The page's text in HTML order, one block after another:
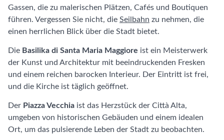
Gassen, die zu malerischen Plätzen, Cafés und Boutiquen
führen. Vergessen Sie nicht, die Seilbahn zu nehmen, die
einen herrlichen Blick über die Stadt bietet.
Die Basilika di Santa Maria Maggiore ist ein Meisterwerk
der Kunst und Architektur mit beeindruckenden Fresken
und einem reichen barocken Interieur. Der Eintritt ist frei,
und die Kirche ist täglich geöffnet.
Der Piazza Vecchia ist das Herzstück der Città Alta,
umgeben von historischen Gebäuden und einem idealen
Ort, um das pulsierende Leben der Stadt zu beobachten.